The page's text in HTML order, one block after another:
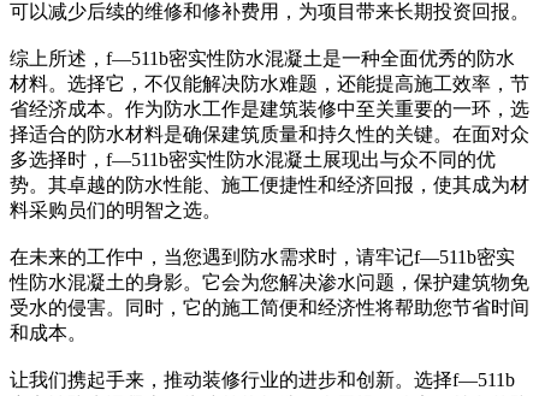
可以减少后续的维修和修补费用，为项目带来长期投资回报。
综上所述，f—511b密实性防水混凝土是一种全面优秀的防水
材料。选择它，不仅能解决防水难题，还能提高施工效率，节
省经济成本。作为防水工作是建筑装修中至关重要的一环，选
择适合的防水材料是确保建筑质量和持久性的关键。在面对众
多选择时，f—511b密实性防水混凝土展现出与众不同的优
势。其卓越的防水性能、施工便捷性和经济回报，使其成为材
料采购员们的明智之选。
在未来的工作中，当您遇到防水需求时，请牢记f—511b密实
性防水混凝土的身影。它会为您解决渗水问题，保护建筑物免
受水的侵害。同时，它的施工简便和经济性将帮助您节省时间
和成本。
让我们携起手来，推动装修行业的进步和创新。选择f—511b